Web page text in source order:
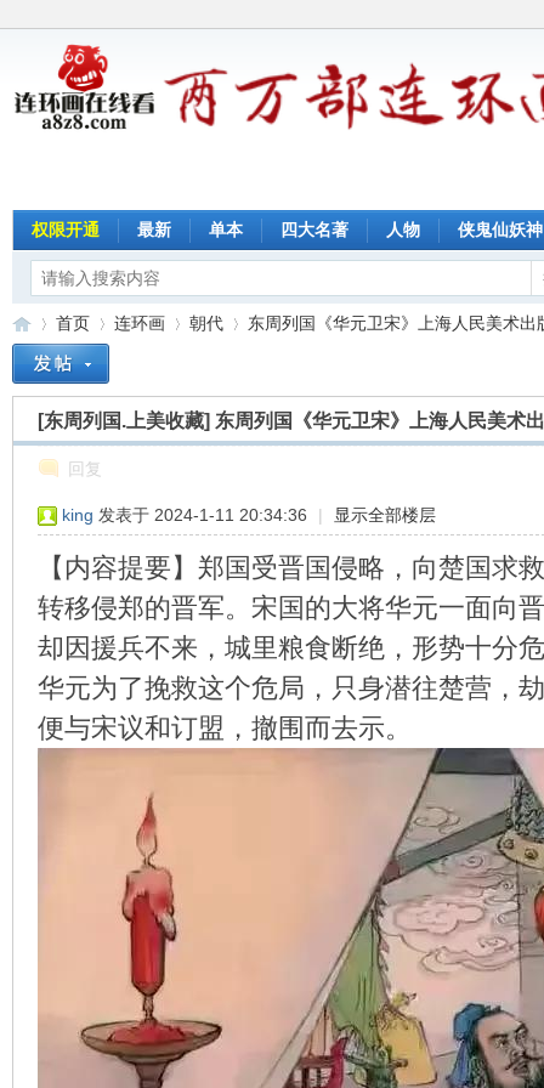
权限开通 最新 单本 四大名著 人物 侠鬼仙妖神
»
首页
›
连环画
›
朝代
›
东周列国《华元卫宋》上海人民美术出
[东周列国.上美收藏] 东周列国《华元卫宋》上海人民美术
回复
king 发表于 2024-1-11 20:34:36 | 显示全部楼层
【内容提要】郑国受晋国侵略，向楚国求
转移侵郑的晋军。宋国的大将华元一面向
却因援兵不来，城里粮食断绝，形势十分
华元为了挽救这个危局，只身潜往楚营，
便与宋议和订盟，撤围而去示。